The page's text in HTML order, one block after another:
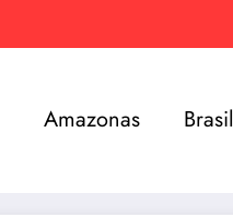
Amazonas Brasil